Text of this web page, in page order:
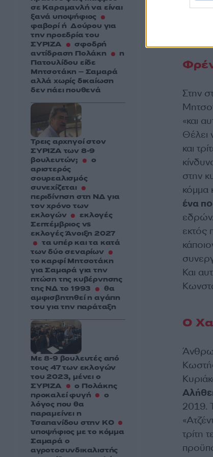
Στην
«και
Θέλει
και
στην
κόμμα
ένα
εκτός
Και
Ο
2019.
τρίτη
σε Καραμανλή να είναι
ξανά υποψήφιος
φαβορί ή Δούρου για
την προεδρία του
ΣΥΡΙΖΑ
σφοδρή
αντίδραση Πολάκη
η
Πατουλίδου είδε
Μητσοτάκη – Σαμαρά
αλλά χωρίς δικαίωση
δεν πάει πουθενά
Τρεις αρχηγοί στον
ΣΥΡΙΖΑ των 8-9
βουλευτών;
ο
αριστερός
σουρεαλισμός
συνεχίζεται
περιδίνηση στη ΝΔ για
τον χρόνο των
εκλογών
εκλογές
Σεπτέμβριος vs
εκλογές Άνοιξη 2027
τα υπέρ και τα κατά
των δύο σεναρίων
το καρφί Μητσοτάκη
για Σαμαρά για την
πτώση της κυβέρνησης
της ΝΔ το 1993
θα
αμφισβητηθεί η αγάπη
του για την παράταξη
Με 8-9 βουλευτές από
τους 47 των εκλογών
του 2023, μένει ο
ΣΥΡΙΖΑ
ο Πολάκης
προκαλεί φυγή
ο
λόγος που θα
παραμείνει η
Τσαπανίδου στην ΚΟ
υποψήφιος με το κόμμα
Σαμαρά ο
αγροτοσυνδικαλιστής